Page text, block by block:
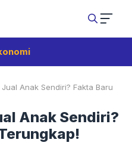
Anak Sendiri? Fakta Baru
Anak Sendiri?